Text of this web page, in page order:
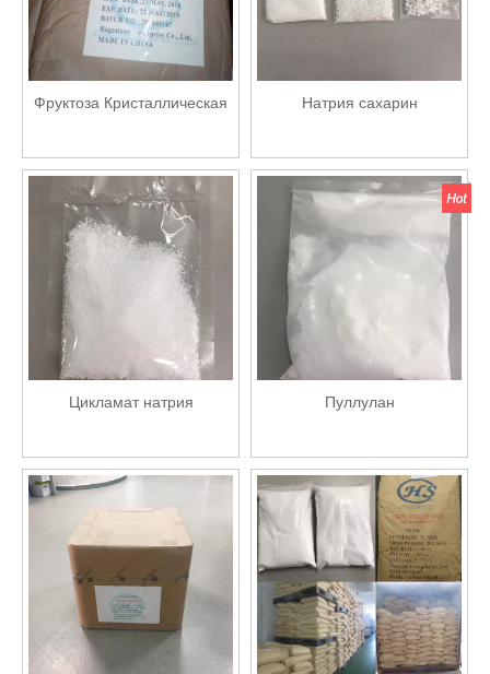
Фруктоза Кристаллическая Натрия сахарин
Цикламат натрия Пуллулан